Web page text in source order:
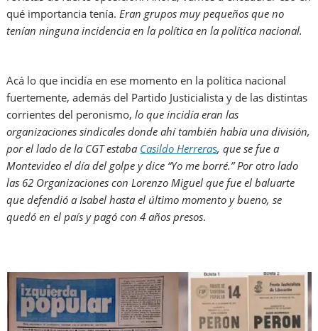
qué importancia tenía.Eran grupos muy pequeños que no
tenían ninguna incidencia en la política en la política nacional.
Acá lo que incidía en ese momento en la política nacional
fuertemente, además del Partido Justicialista y de las distintas
corrientes del peronismo,lo que incidía eran las
organizaciones sindicales donde ahí también había una división,
por el lado de la CGT estaba Casildo Herreras, que se fue a
Montevideo el día del golpe y dice “Yo me borré.” Por otro lado
las 62 Organizaciones con Lorenzo Miguel que fue el baluarte
que defendió a Isabel hasta el último momento y bueno, se
quedó en el país y pagó con 4 años presos.